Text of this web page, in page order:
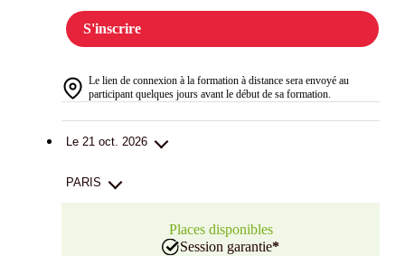
S'inscrire
Le lien de connexion à la formation à distance sera envoyé au
participant quelques jours avant le début de sa formation.
Le 21 oct. 2026
PARIS
Places disponibles
Session garantie*